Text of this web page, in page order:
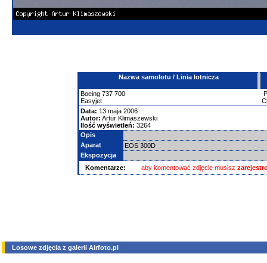
Nazwa samolotu / Linia lotnicza
Boeing 737 700
Easyjet
Data: 13 maja 2006
Autor: Artur Klimaszewski
Ilość wyświetleń: 3264
Opis
Aparat
EOS 300D
Ekspozycja
Komentarze:
aby komentować zdjęcie musisz
Losowe zdjęcia z galerii Airfoto.pl